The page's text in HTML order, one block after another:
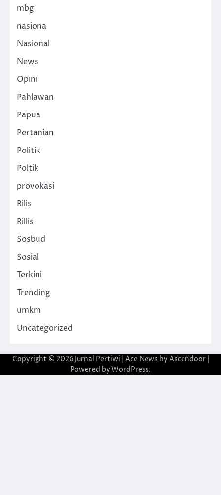
mbg
nasiona
Nasional
News
Opini
Pahlawan
Papua
Pertanian
Politik
Poltik
provokasi
Rilis
Rillis
Sosbud
Sosial
Terkini
Trending
umkm
Uncategorized
Copyright © 2026 Jurnal Pertiwi | Ace News by Ascendoor|
Powered by WordPress.